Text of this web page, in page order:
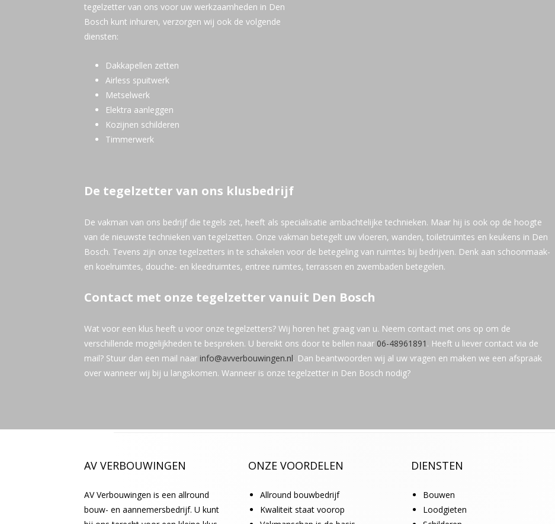
tegelzetter van ons voor uw werkzaamheden in Den
Bosch kunt inhuren, verzorgen wij ook de volgende
diensten:
Dakkapellen zetten
Airless spuitwerk
Metselwerk
Elektra aanleggen
Kozijnen schilderen
Timmerwerk
De tegelzetter van ons klusbedrijf
De vakman van ons bedrijf die tegels zet, heeft als specialisatie ambachtelijke technieken. Maar hij is ook op de hoogte
van de nieuwste technieken van tegelzetten. Onze vakman betegelt uw vloeren, wanden, toiletruimtes en keukens in Den
Bosch. Tevens zijn onze tegelzetters in te schakelen voor de betegeling van ruimtes bij bedrijven. Denk aan schoonmaak-
en koelruimtes, douche- en kleedruimtes, entree ruimtes, terrassen en zwembaden betegelen.
Contact met onze tegelzetter vanuit Den Bosch
Wat voor een klus heeft u voor onze tegelzetters? Wij horen het graag van u. Neem contact met ons op om de
verschillende mogelijkheden te bespreken. U bereikt ons door te bellen naar 06-48961891 . Heeft u liever contact via de
mail? Stuur dan een mail naar info@avverbouwingen.nl. Dan beantwoorden wij al uw vragen en maken we een afspraak
over wanneer wij bij u langskomen. Wanneer is onze tegelzetter in Den Bosch nodig?
AV VERBOUWINGEN
AV Verbouwingen is een allround
bouw- en aannemersbedrijf. U kunt
ONZE VOORDELEN
Allround bouwbedrijf
Kwaliteit staat voorop
DIENSTEN
Bouwen
Loodgieten